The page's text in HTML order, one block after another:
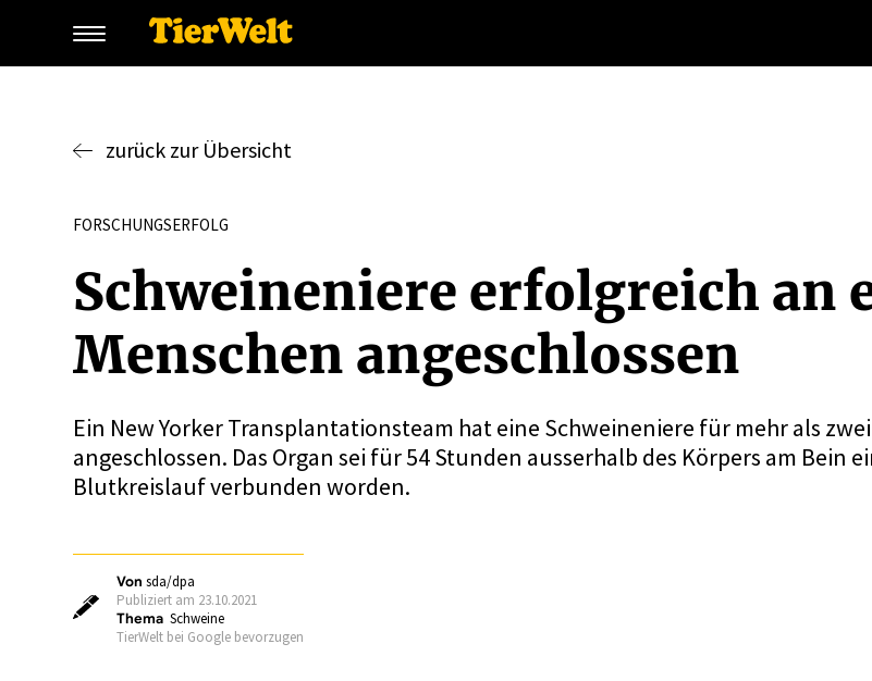
zurück zur Übersicht
FORSCHUNGSERFOLG
Schwei­ne­niere erfolg­reich an
Menschen angeschlossen
Ein New Yorker Transplantationsteam hat eine Schweineniere für mehr als
angeschlossen. Das Organ sei für 54 Stunden ausserhalb des Körpers am Bein
Blutkreislauf verbunden worden.
Vonsda/dpa
Publiziert am 23.10.2021
Thema Schweine
TierWelt bei Google bevorzugen